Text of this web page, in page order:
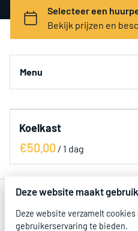
Menu
Alle artikelen
Paketten
Elektra
Party items
Koelkast
/
Deze website maakt
Deze website verzamelt
gebruikerservaring te bieden.